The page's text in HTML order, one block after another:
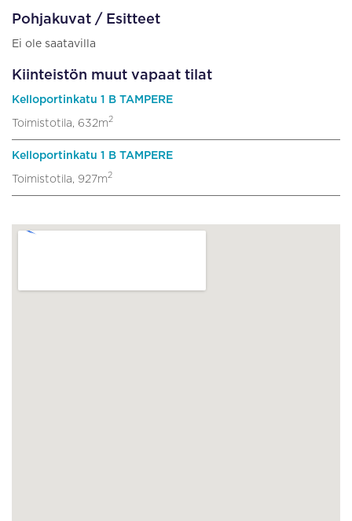
Pohjakuvat / Esitteet
Ei ole saatavilla
Kiinteistön muut vapaat tilat
Kelloportinkatu 1 B TAMPERE
Toimistotila, 632m2
Kelloportinkatu 1 B TAMPERE
Toimistotila, 927m2